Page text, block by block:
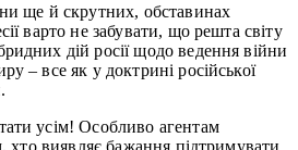
ще й скрутних, обставинах
варто не забувати, що решта світу
дій росії щодо ведення війни
– все як у доктрині російської
усім! Особливо агентам
хто виявляє бажання підтримувати